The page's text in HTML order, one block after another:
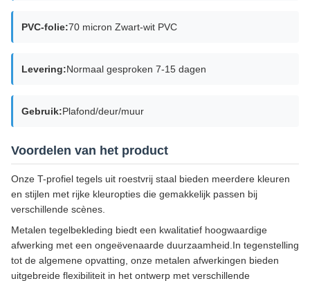
PVC-folie:70 micron Zwart-wit PVC
Levering:Normaal gesproken 7-15 dagen
Gebruik:Plafond/deur/muur
Voordelen van het product
Onze T-profiel tegels uit roestvrij staal bieden meerdere kleuren
en stijlen met rijke kleuropties die gemakkelijk passen bij
verschillende scènes.
Metalen tegelbekleding biedt een kwalitatief hoogwaardige
afwerking met een ongeëvenaarde duurzaamheid.In tegenstelling
tot de algemene opvatting, onze metalen afwerkingen bieden
uitgebreide flexibiliteit in het ontwerp met verschillende